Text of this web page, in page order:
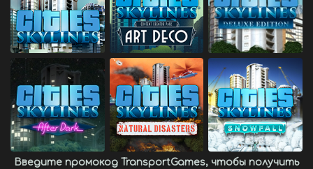
Введите промокод TransportGames, чтобы получить